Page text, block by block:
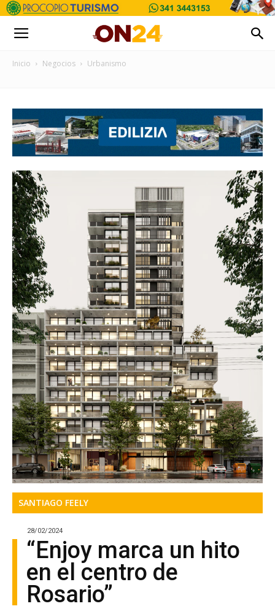
Inicio Negocios Urbanismo
SANTIAGO FEELY
28/02/2024
“Enjoy marca un hito
en el centro de
Rosario”